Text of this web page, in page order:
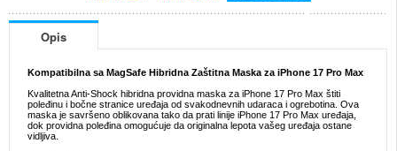
Opis
Kompatibilna sa MagSafe Hibridna Zaštitna Maska za iPhone 17 Pro Max
Kvalitetna Anti-Shock hibridna providna maska za iPhone 17 Pro Max štiti
poleđinu i bočne stranice uređaja od svakodnevnih udaraca i ogrebotina. Ova
maska je savršeno oblikovana tako da prati linije iPhone 17 Pro Max uređaja,
dok providna poleđina omogućuje da originalna lepota vašeg uređaja ostane
vidljiva.